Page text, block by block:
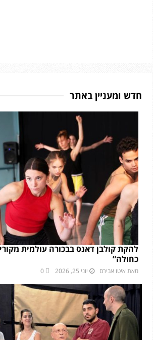
חדש ומעניין באתר
להקת קולבן דאנס בבכורה עולמית
כחולה”
מאת איטו אבירם יוני 25, 2026 0